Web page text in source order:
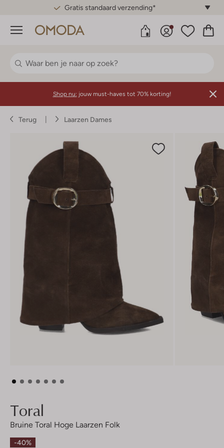
Gratis standaard verzending*
Menu
Shop nu: jouw must-haves tot 70% korting!
Terug Laarzen Dames
Toral
Bruine Toral Hoge Laarzen Folk
-40%